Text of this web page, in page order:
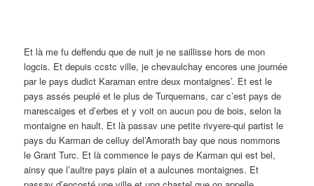
Et là me fu deffendu que de nuit je ne saillisse hors de mon
logcis. Et depuis ccstc ville, je chevaulchay encores une journée
par le pays dudict Karaman entre deux montaignes’. Et est le
pays assés peuplé et le plus de Turquemans, car c’est pays de
marescaiges et d’erbes et y voit on aucun pou de bois, selon la
montaigne en hault. Et là passav une petite rivyere-qui partist le
pays du Karman de celluy del’Amorath bay que nous nommons
le Grant Turc. Et là commence le pays de Karman qui est bel,
ainsy que l’aultre pays plain et a aulcunes montaignes. Et